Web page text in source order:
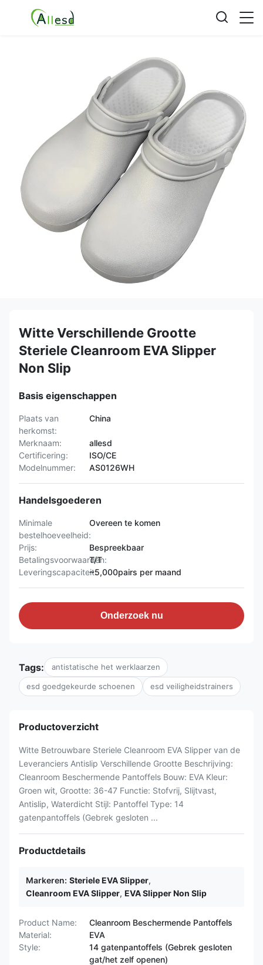
Witte Verschillende Grootte
Steriele Cleanroom EVA Slipper
Non Slip
Basis eigenschappen
Plaats van
herkomst:
China
Merknaam:
allesd
Certificering:
ISO/CE
Modelnummer:
AS0126WH
Handelsgoederen
Minimale
bestelhoeveelheid:
Overeen te komen
Prijs:
Bespreekbaar
Betalingsvoorwaarden:
T/T
Leveringscapaciteit:~5,000pairs per maand
Onderzoek nu
Tags: antistatische het werklaarzen
esd goedgekeurde schoenen esd veiligheidstrainers
Productoverzicht
Witte Betrouwbare Steriele Cleanroom EVA Slipper van de
Leveranciers Antislip Verschillende Grootte Beschrijving:
Cleanroom Beschermende Pantoffels Bouw: EVA Kleur:
Groen wit, Grootte: 36-47 Functie: Stofvrij, Slijtvast,
Antislip, Waterdicht Stijl: Pantoffel Type: 14
gatenpantoffels (Gebrek gesloten ...
Productdetails
Markeren: Steriele EVA Slipper,
Cleanroom EVA Slipper, EVA Slipper Non Slip
Product Name:
Cleanroom Beschermende Pantoffels
Material:
EVA
Style:
14 gatenpantoffels (Gebrek gesloten
gat/het zelf openen)